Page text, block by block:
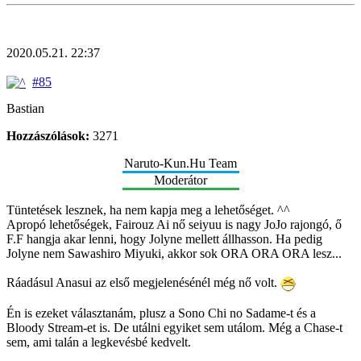
2020.05.21. 22:37
#85
Bastian
Hozzászólások: 3271
Naruto-Kun.Hu Team
Moderátor
Tüntetések lesznek, ha nem kapja meg a lehetőséget. ^^
Apropó lehetőségek, Fairouz Ai nő seiyuu is nagy JoJo rajongó, ő
F.F hangja akar lenni, hogy Jolyne mellett állhasson. Ha pedig
Jolyne nem Sawashiro Miyuki, akkor sok ORA ORA ORA lesz...
Ráadásul Anasui az első megjelenésénél még nő volt.
Én is ezeket választanám, plusz a Sono Chi no Sadame-t és a
Bloody Stream-et is. De utálni egyiket sem utálom. Még a Chase-t
sem, ami talán a legkevésbé kedvelt.